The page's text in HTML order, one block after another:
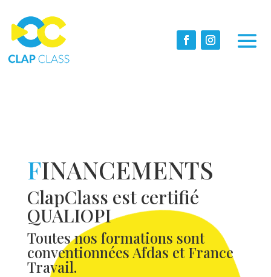
FINANCEMENTS
ClapClass est certifié
QUALIOPI
Toutes nos formations sont
conventionnées Afdas et France
Travail.